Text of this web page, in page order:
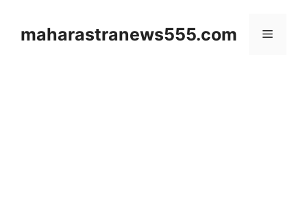
contentmaharastranews555.com Menu